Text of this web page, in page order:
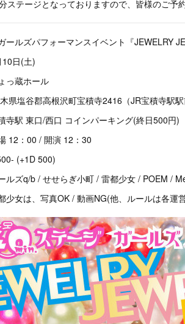
ステージとなっておりますので、皆様のご予
ールズパフォーマンスイベント『JEWELRY
日(土)
っ蔵ホール
高根沢町宝積寺2416（JR宝積寺駅駅
寺駅 東口/西口 コインパーキング(終日500円)
12：00 / 開演 12：30
(+1D 500)
ルズq/b / せせらぎ小町 / 雷都少女 / POEM /
少女は、写真OK / 動画NG(他、ルールは各運